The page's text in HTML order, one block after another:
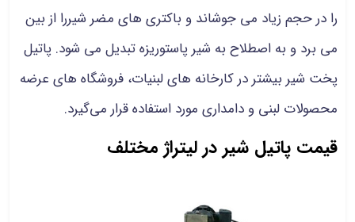
را در حجم زیاد می جوشاند و باکتری های مضر شیررا از بین
می برد و به اصطلاح به شیر پاستوریزه تبدیل می شود. پاتیل
پخت شیر بیشتر در کارخانه های لبنیات، فروشگاه های عرضه
محصولات لبنی و دامداری مورد استفاده قرار می‌گیرد.
قیمت پاتیل شیر در لیتراژ مختلف